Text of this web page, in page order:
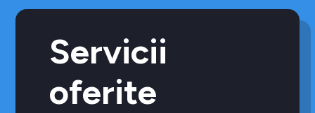
Servicii
oferite